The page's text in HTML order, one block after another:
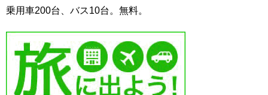
乗用車200台、バス10台。無料。